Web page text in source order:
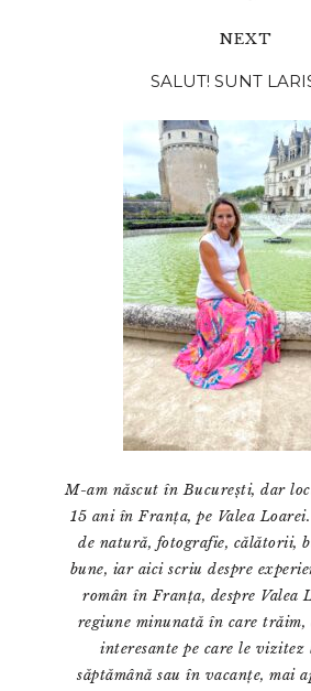
NEXT
principală
SALUT! SUNT
M-am născut în București, dar
15 ani în Franța, pe Valea
de natură, fotografie, călătorii,
bune, iar aici scriu despre
român în Franța, despre Valea
regiune minunată în care trăim,
interesante pe care le vizitez
săptămână sau în vacanțe, mai